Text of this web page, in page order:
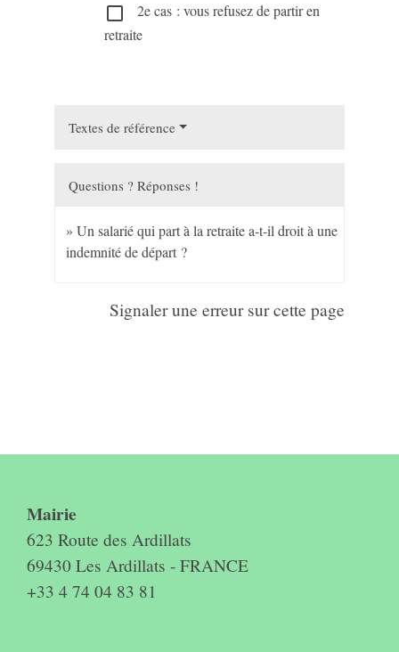
check_box_outline_blank
2e cas : vous refusez de partir en
retraite
Textes de référence
Questions ? Réponses !
Un salarié qui part à la retraite a-t-il droit à une
indemnité de départ ?
Signaler une erreur sur cette page
Mairie
623 Route des Ardillats
69430 Les Ardillats - FRANCE
+33 4 74 04 83 81